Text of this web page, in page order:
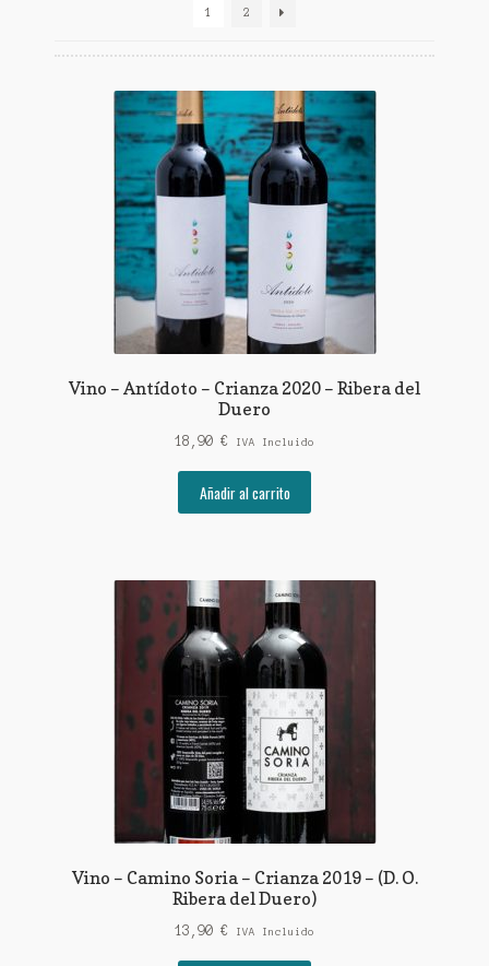
1 2
Vino – Antídoto – Crianza 2020 – Ribera del
Duero
18,90 € IVA Incluido
Añadir al carrito
Vino – Camino Soria – Crianza 2019 – (D. O.
Ribera del Duero)
13,90 € IVA Incluido